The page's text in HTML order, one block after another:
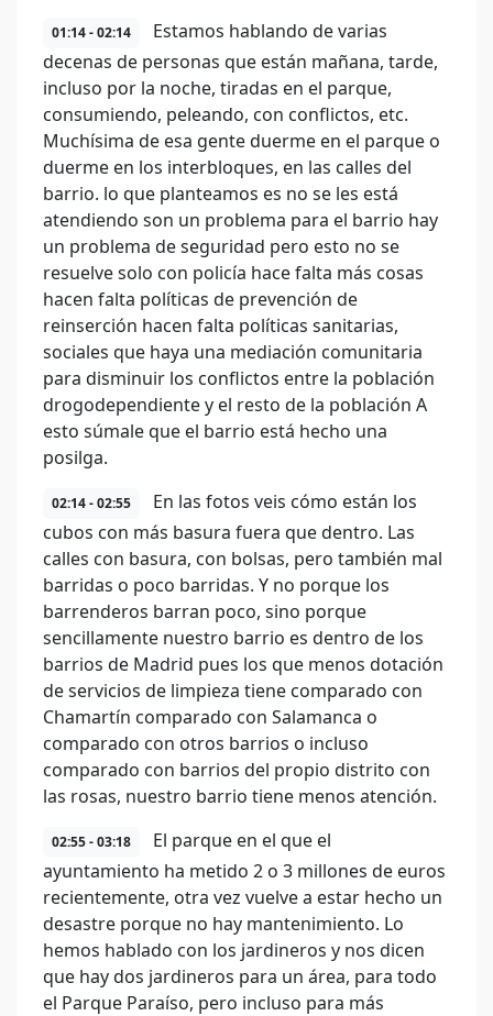
01:14 - 02:14
Estamos hablando de varias
decenas de personas que están mañana, tarde,
incluso por la noche, tiradas en el parque,
consumiendo, peleando, con conflictos, etc.
Muchísima de esa gente duerme en el parque o
duerme en los interbloques, en las calles del
barrio. lo que planteamos es no se les está
atendiendo son un problema para el barrio hay
un problema de seguridad pero esto no se
resuelve solo con policía hace falta más cosas
hacen falta políticas de prevención de
reinserción hacen falta políticas sanitarias,
sociales que haya una mediación comunitaria
para disminuir los conflictos entre la población
drogodependiente y el resto de la población A
esto súmale que el barrio está hecho una
posilga.
02:14 - 02:55
En las fotos veis cómo están los
cubos con más basura fuera que dentro. Las
calles con basura, con bolsas, pero también mal
barridas o poco barridas. Y no porque los
barrenderos barran poco, sino porque
sencillamente nuestro barrio es dentro de los
barrios de Madrid pues los que menos dotación
de servicios de limpieza tiene comparado con
Chamartín comparado con Salamanca o
comparado con otros barrios o incluso
comparado con barrios del propio distrito con
las rosas, nuestro barrio tiene menos atención.
02:55 - 03:18
El parque en el que el
ayuntamiento ha metido 2 o 3 millones de euros
recientemente, otra vez vuelve a estar hecho un
desastre porque no hay mantenimiento. Lo
hemos hablado con los jardineros y nos dicen
que hay dos jardineros para un área, para todo
el Parque Paraíso, pero incluso para más